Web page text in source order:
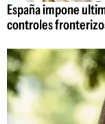
España impone
controles